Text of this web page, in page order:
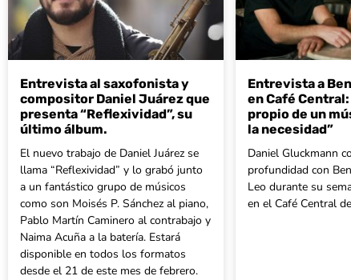
Entrevista al saxofonista y
compositor Daniel Juárez que
presenta “Reflexividad”, su
último álbum.
El nuevo trabajo de Daniel Juárez se
llama “Reflexividad” y lo grabó junto
a un fantástico grupo de músicos
como son Moisés P. Sánchez al piano,
Pablo Martín Caminero al contrabajo y
Naima Acuña a la batería. Estará
disponible en todos los formatos
desde el 21 de este mes de febrero.
Entrevista a
en Café
propio de un
la necesidad”
Daniel Gluckmann
profundidad con
Leo durante su
en el Café Central